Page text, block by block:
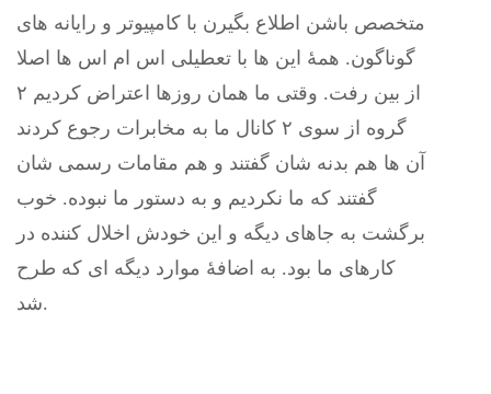
متخصص باشن اطلاع بگیرن با کامپیوتر و رایانه های
گوناگون. همۀ این ها با تعطیلی اس ام اس ها اصلا
از بین رفت. وقتی ما همان روزها اعتراض کردیم ۲
گروه از سوی ۲ کانال ما به مخابرات رجوع کردند
آن ها هم بدنه شان گفتند و هم مقامات رسمی شان
گفتند که ما نکردیم و به دستور ما نبوده. خوب
برگشت به جاهای دیگه و این خودش اخلال کننده در
کارهای ما بود. به اضافۀ موارد دیگه ای که طرح
شد.